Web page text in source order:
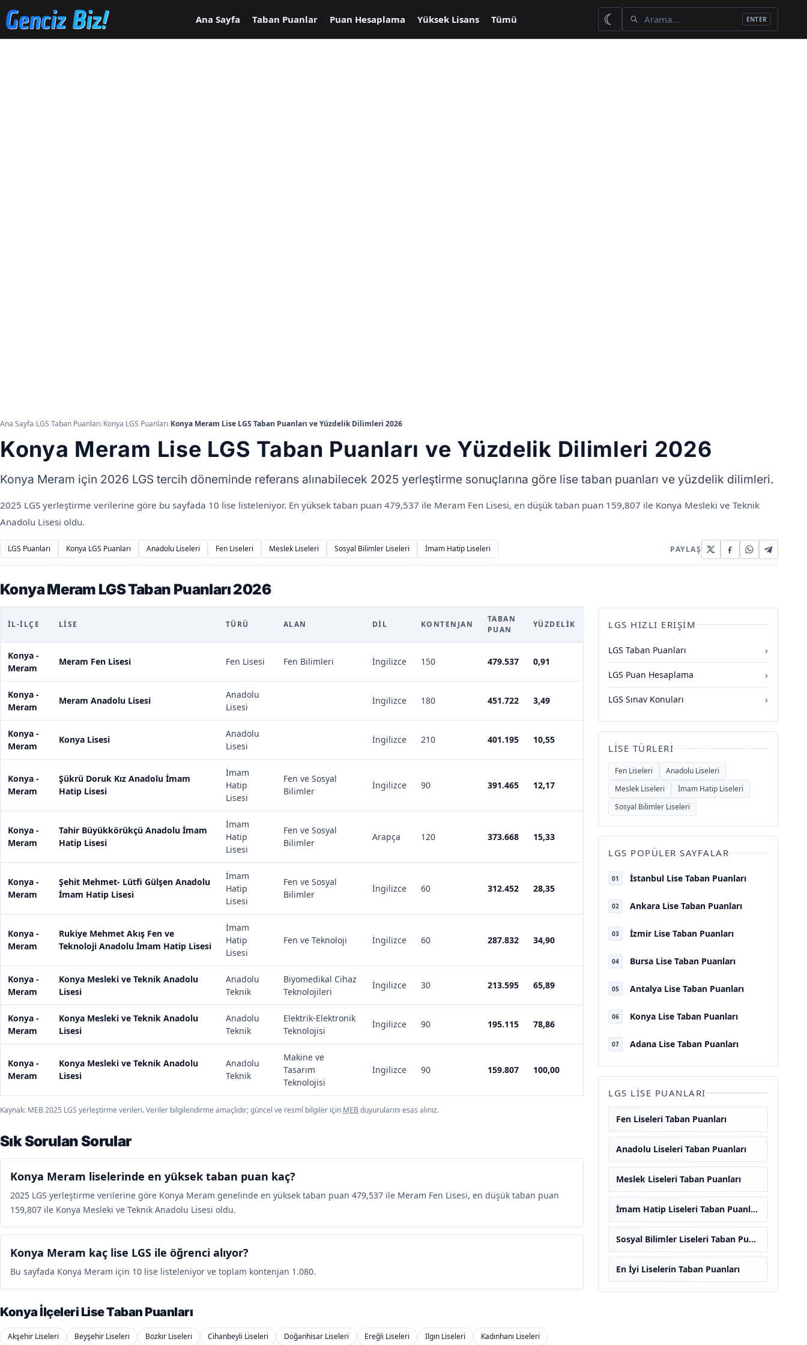
Ana içeriğe geç
Ana Sayfa Taban Puanlar Puan Hesaplama Yüksek Lisans Tümü ☾ İçerik ara ENTER
Ana Sayfa/LGS Taban Puanları/Konya LGS Puanları/Konya Meram Lise LGS Taban Puanları ve Yüzdelik Dilimleri 2026
Konya Meram Lise LGS Taban Puanları ve Yüzdelik Dilimleri 2026
Konya Meram için 2026 LGS tercih döneminde referans alınabilecek 2025 yerleştirme sonuçlarına göre lise taban puanları ve yüzdelik dilimleri.
2025 LGS yerleştirme verilerine göre bu sayfada 10 lise listeleniyor. En yüksek taban puan 479,537 ile Meram Fen Lisesi, en düşük taban puan 159,807 ile Konya Mesleki ve Teknik
Anadolu Lisesi oldu.
LGS Puanları Konya LGS Puanları Anadolu Liseleri Fen Liseleri Meslek Liseleri Sosyal Bilimler Liseleri İmam Hatip Liseleri PAYLAŞ
Konya Meram LGS Taban Puanları 2026
İL-İLÇE LISE TÜRÜ ALAN DIL KONTENJAN
TABAN
PUAN
YÜZDELIK
Konya -
Meram
Meram Fen Lisesi Fen Lisesi Fen Bilimleri İngilizce 150 479.537 0,91
Konya -
Meram
Meram Anadolu Lisesi
Anadolu
Lisesi
İngilizce 180 451.722 3,49
Konya -
Meram
Konya Lisesi
Anadolu
Lisesi
İngilizce 210 401.195 10,55
Konya -
Meram
Şükrü Doruk Kız Anadolu İmam
Hatip Lisesi
İmam
Hatip
Lisesi
Fen ve Sosyal
Bilimler
İngilizce 90 391.465 12,17
Konya -
Meram
Tahir Büyükkörükçü Anadolu İmam
Hatip Lisesi
İmam
Hatip
Lisesi
Fen ve Sosyal
Bilimler
Arapça 120 373.668 15,33
Konya -
Meram
Şehit Mehmet- Lütfi Gülşen Anadolu
İmam Hatip Lisesi
İmam
Hatip
Lisesi
Fen ve Sosyal
Bilimler
İngilizce 60 312.452 28,35
Konya -
Meram
Rukiye Mehmet Akış Fen ve
Teknoloji Anadolu İmam Hatip Lisesi
İmam
Hatip
Lisesi
Fen ve Teknoloji İngilizce 60 287.832 34,90
Konya -
Meram
Konya Mesleki ve Teknik Anadolu
Lisesi
Anadolu
Teknik
Biyomedikal Cihaz
Teknolojileri
İngilizce 30 213.595 65,89
Konya -
Meram
Konya Mesleki ve Teknik Anadolu
Lisesi
Anadolu
Teknik
Elektrik-Elektronik
Teknolojisi
İngilizce 90 195.115 78,86
Konya -
Meram
Konya Mesleki ve Teknik Anadolu
Lisesi
Anadolu
Teknik
Makine ve
Tasarım
Teknolojisi
İngilizce 90 159.807 100,00
Kaynak: MEB 2025 LGS yerleştirme verileri. Veriler bilgilendirme amaçlıdır; güncel ve resmî bilgiler için MEB duyurularını esas alınız.
Sık Sorulan Sorular
Konya Meram liselerinde en yüksek taban puan kaç?
2025 LGS yerleştirme verilerine göre Konya Meram genelinde en yüksek taban puan 479,537 ile Meram Fen Lisesi, en düşük taban puan
159,807 ile Konya Mesleki ve Teknik Anadolu Lisesi oldu.
Konya Meram kaç lise LGS ile öğrenci alıyor?
Bu sayfada Konya Meram için 10 lise listeleniyor ve toplam kontenjan 1.080.
Konya İlçeleri Lise Taban Puanları
Akşehir Liseleri Beyşehir Liseleri Bozkır Liseleri Cihanbeyli Liseleri Doğanhisar Liseleri Ereğli Liseleri Ilgın Liseleri Kadınhanı Liseleri
LGS HIZLI ERIŞIM
LGS Taban Puanları ›
LGS Puan Hesaplama ›
LGS Sınav Konuları ›
LISE TÜRLERI
Fen Liseleri
Anadolu Liseleri
Meslek Liseleri
İmam Hatip Liseleri
Sosyal Bilimler Liseleri
LGS POPÜLER SAYFALAR
01 İstanbul Lise Taban Puanları
02 Ankara Lise Taban Puanları
03 İzmir Lise Taban Puanları
04 Bursa Lise Taban Puanları
05 Antalya Lise Taban Puanları
06 Konya Lise Taban Puanları
07 Adana Lise Taban Puanları
LGS LISE PUANLARI
Fen Liseleri Taban Puanları
Anadolu Liseleri Taban Puanları
Meslek Liseleri Taban Puanları
İmam Hatip Liseleri Taban Puanları
Sosyal Bilimler Liseleri Taban Puanları
En İyi Liselerin Taban Puanları